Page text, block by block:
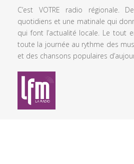
C’est VOTRE radio régionale.
quotidiens et une matinale qui
qui font l’actualité locale. Le tout
toute la journée au rythme des
et des chansons populaires